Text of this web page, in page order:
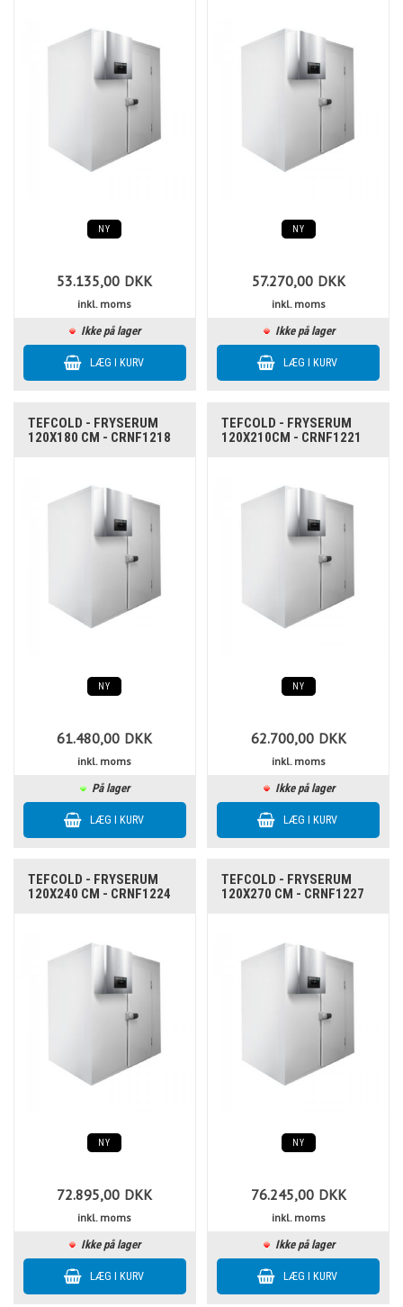
NY
53.135,00 DKK
inkl. moms
Ikke på lager
NY
57.270,00 DKK
inkl. moms
Ikke på lager
TEFCOLD - FRYSERUM
120X180 CM - CRNF1218
NY
61.480,00 DKK
inkl. moms
På lager
TEFCOLD - FRYSERUM
120X210CM - CRNF1221
NY
62.700,00 DKK
inkl. moms
Ikke på lager
TEFCOLD - FRYSERUM
120X240 CM - CRNF1224
NY
72.895,00 DKK
inkl. moms
Ikke på lager
TEFCOLD - FRYSERUM
120X270 CM - CRNF1227
NY
76.245,00 DKK
inkl. moms
Ikke på lager